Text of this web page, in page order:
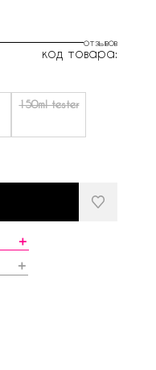
отзывов
код товара:
150ml tester
＋
＋